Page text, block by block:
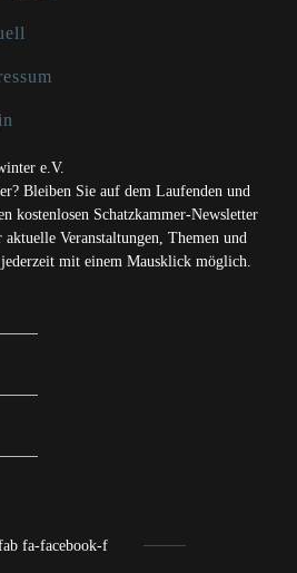
e.V.
Bleiben Sie auf dem Laufenden und
kostenlosen Schatzkammer-Newsletter
Veranstaltungen, Themen und
mit einem Mausklick möglich.
fa-facebook-f